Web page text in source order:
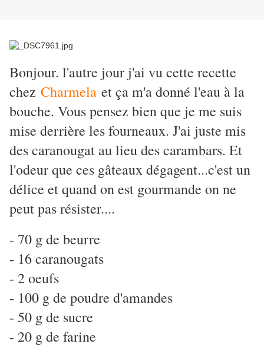
Bonjour. l'autre jour j'ai vu cette recette
chez Charmela et ça m'a donné l'eau à la
bouche. Vous pensez bien que je me suis
mise derrière les fourneaux. J'ai juste mis
des caranougat au lieu des carambars. Et
l'odeur que ces gâteaux dégagent...c'est un
délice et quand on est gourmande on ne
peut pas résister....
- 70 g de beurre
- 16 caranougats
- 2 oeufs
- 100 g de poudre d'amandes
- 50 g de sucre
- 20 g de farine